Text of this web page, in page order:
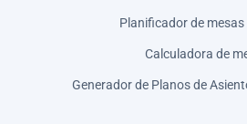
Reino Unido
Rumania (RON)
Serbia (RSD)
Planificador de mesas
Calculadora de
Generador de Planos de